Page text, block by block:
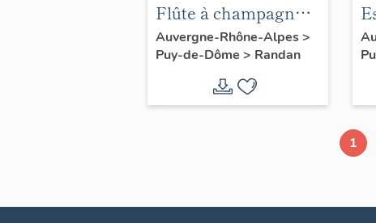
Flûte à champagne
n° 8
Auvergne-Rhône-Alpes>
Puy-de-Dôme > Randan
1